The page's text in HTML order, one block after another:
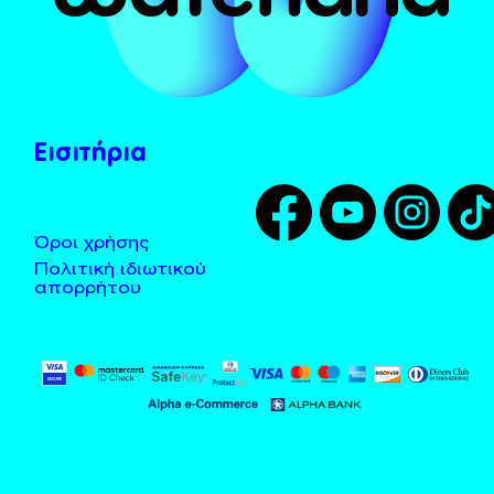
Λεωφορεία - Taxi
Τοποθεσία
Κανόνες χρήσης
Το Χωνί
Εισιτήρια
Όροι χρήσης
Πολιτική ιδιωτικού
απορρήτου